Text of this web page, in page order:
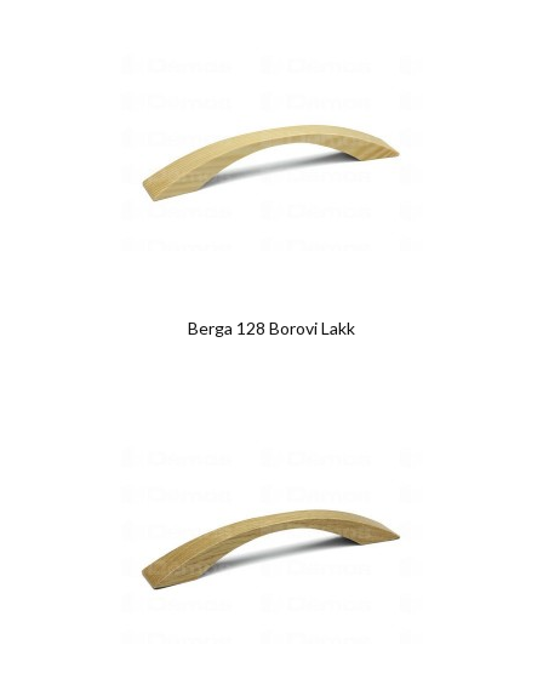
Berga 128 Borovi Lakk